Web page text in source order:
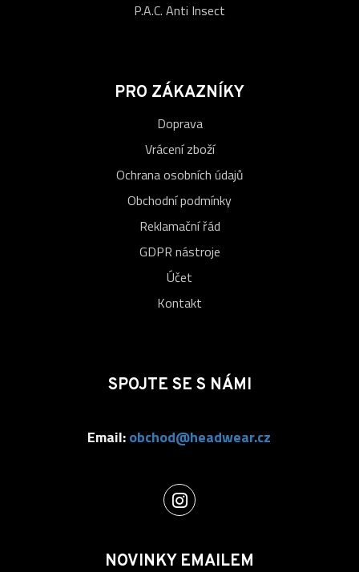
P.A.C. Anti Insect
PRO ZÁKAZNÍKY
Doprava
Vrácení zboží
Ochrana osobních údajů
Obchodní podmínky
Reklamační řád
GDPR nástroje
Účet
Kontakt
SPOJTE SE S NÁMI
Email:obchod@headwear.cz
NOVINKY EMAILEM